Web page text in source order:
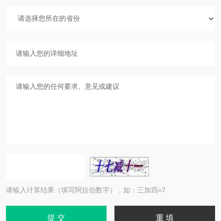
请输入计算结果（填写阿拉伯数字），如：三加四=7